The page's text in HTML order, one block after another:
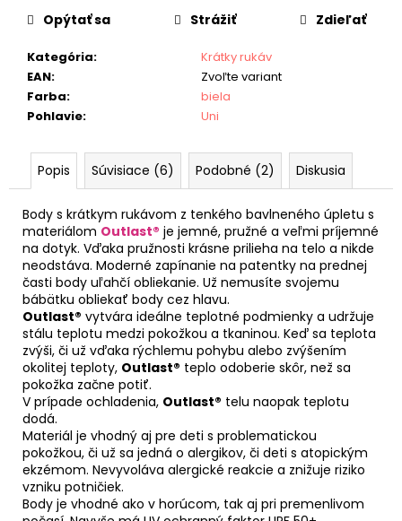
Kategória:
Krátky rukáv
EAN:
Zvoľte variant
Farba:
biela
Pohlavie: Uni
Opýtať sa Strážiť Zdieľať
Popis Súvisiace (6) Podobné (2) Diskusia
Body s krátkym rukávom z tenkého bavlneného úpletu s
materiálom Outlast® je jemné, pružné a veľmi príjemné
na dotyk. Vďaka pružnosti krásne prilieha na telo a nikde
neodstáva. Moderné zapínanie na patentky na prednej
časti body uľahčí obliekanie. Už nemusíte svojemu
bábätku obliekať body cez hlavu.
Outlast® vytvára ideálne teplotné podmienky a udržuje
stálu teplotu medzi pokožkou a tkaninou. Keď sa teplota
zvýši, či už vďaka rýchlemu pohybu alebo zvýšením
okolitej teploty, Outlast® teplo odoberie skôr, než sa
pokožka začne potiť.
V prípade ochladenia, Outlast® telu naopak teplotu
dodá.
Materiál je vhodný aj pre deti s problematickou
pokožkou, či už sa jedná o alergikov, či deti s atopickým
ekzémom. Nevyvoláva alergické reakcie a znižuje riziko
vzniku potničiek.
Body je vhodné ako v horúcom, tak aj pri premenlivom